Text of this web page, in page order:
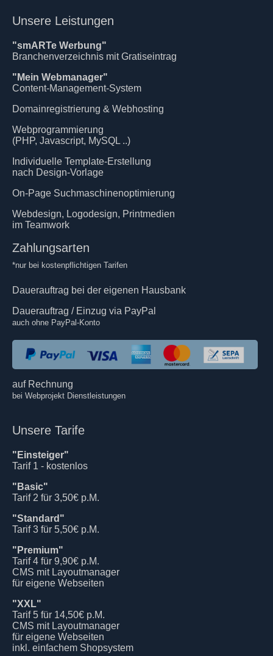
Unsere Leistungen
"smARTe Werbung"
Branchenverzeichnis mit Gratiseintrag
"Mein Webmanager"
Content-Management-System
Domainregistrierung & Webhosting
Webprogrammierung
(PHP, Javascript, MySQL ..)
Individuelle Template-Erstellung
nach Design-Vorlage
On-Page Suchmaschinenoptimierung
Webdesign, Logodesign, Printmedien
im Teamwork
Zahlungsarten
*nur bei kostenpflichtigen Tarifen
Dauerauftrag bei der eigenen Hausbank
Dauerauftrag / Einzug via PayPal
auch ohne PayPal-Konto
auf Rechnung
bei Webprojekt Dienstleistungen
Unsere Tarife
"Einsteiger"
Tarif 1 - kostenlos
"Basic"
Tarif 2 für 3,50€ p.M.
"Standard"
Tarif 3 für 5,50€ p.M.
"Premium"
Tarif 4 für 9,90€ p.M.
CMS mit Layoutmanager
für eigene Webseiten
"XXL"
Tarif 5 für 14,50€ p.M.
CMS mit Layoutmanager
für eigene Webseiten
inkl. einfachem Shopsystem